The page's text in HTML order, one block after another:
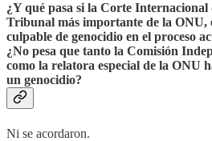
¿Y qué pasa si la Corte Internacional
Tribunal más importante de la ONU,
culpable de genocidio en el proceso
¿No pesa que tanto la Comisión
como la relatora especial de la ONU
un genocidio?
Ni se acordaron.